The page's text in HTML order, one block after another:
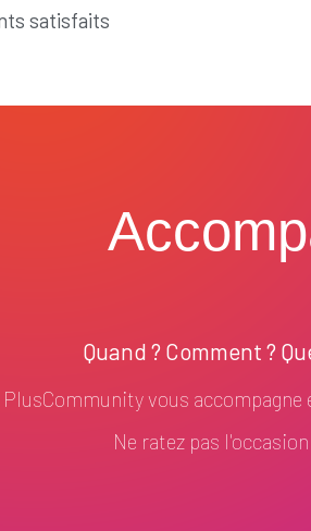
satisfaits
Quand ? Comment ?
PlusCommunity vous
Ne ratez pas